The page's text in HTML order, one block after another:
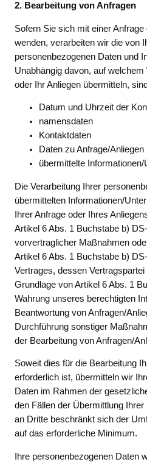
2. Bearbeitung von Anfragen
Sofern Sie sich mit einer
wenden, verarbeiten wir die von
personenbezogenen Daten und
Unabhängig davon, auf
oder Ihr Anliegen übermitteln,
Datum und Uhrzeit der
namensdaten
Kontaktdaten
Daten zu Anfrage/Anliegen
übermittelte Informationen/
Die Verarbeitung Ihrer
übermittelten Informationen/
Ihrer Anfrage oder Ihres
Artikel 6 Abs. 1 Buchstabe b)
vorvertraglicher Maßnahmen
Artikel 6 Abs. 1 Buchstabe b)
Vertrages, dessen
Grundlage von Artikel 6 Abs. 1
Wahrung unseres berechtigten
Beantwortung von Anfragen/
Durchführung sonstiger
der Bearbeitung von Anfragen/
Soweit dies für die Bearbeitung
erforderlich ist, übermitteln wir
Daten im Rahmen der
den Fällen der Übermittlung
an Dritte beschränkt sich der
auf das erforderliche Minimum.
Ihre personenbezogenen Daten